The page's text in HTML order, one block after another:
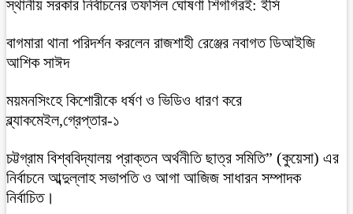
স্থানীয় সরকার নির্বাচনের তফসিল ঘোষণা শিগগিরই: ইসি
বাগমারা থানা পরিদর্শন করলেন রাজশাহী রেঞ্জের নবাগত ডিআইজি
আশিক সাঈদ
ময়মনসিংহে কিশোরীকে ধর্ষণ ও ভিডিও ধারণ করে
ব্ল্যাকমেইল,গ্রেপ্তার-১
চট্টগ্রাম বিশ্ববিদ্যালয় প্রাক্তন অর্থনীতি ছাত্র সমিতি” (কুয়েসা) এর
নির্বাচনে আব্দুল্লাহ সভাপতি ও আগা আজিজ সাধারন সম্পাদক
নির্বাচিত।